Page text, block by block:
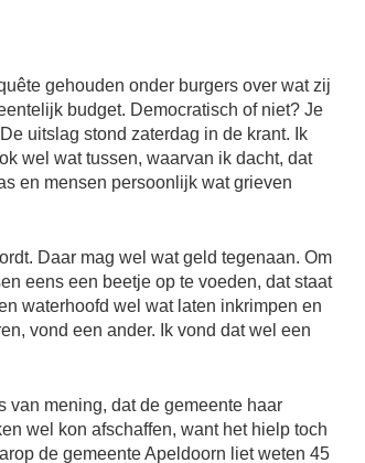
gehouden onder burgers over wat zij
budget. Democratisch of niet? Je
uitslag stond zaterdag in de krant. Ik
wel wat tussen, waarvan ik dacht, dat
en mensen persoonlijk wat grieven
Daar mag wel wat geld tegenaan. Om
eens een beetje op te voeden, dat staat
waterhoofd wel wat laten inkrimpen en
vond een ander. Ik vond dat wel een
van mening, dat de gemeente haar
wel kon afschaffen, want het hielp toch
de gemeente Apeldoorn liet weten 45